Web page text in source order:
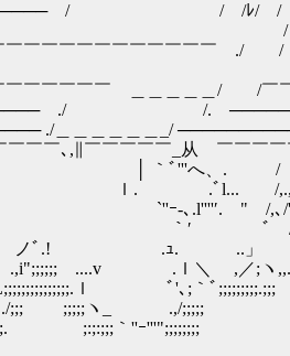
/ / /ﾚ/ /￣／
＿＿＿
￣￣￣￣￣￣￣￣￣￣￣
￣￣￣￣￣￣￣ ＿＿＿＿＿/ /
./ /.
./＿＿＿＿＿＿_/
￣￣￣￣､,∥￣￣￣￣￣_从 ￣
｀ﾞ'''へ
ｌ. .ﾞl... /
ヽ､ `''ｰ-､
‐";;;;;;,,./ ｀
ﾞ.! .ｭ. ..」
ゝ....v .ｌ＼ ,
ｌ ﾞ'､;｀ﾞ
./;;; ;;;;;ヽ_ .,/;;;;;
;:;:;;;｀''